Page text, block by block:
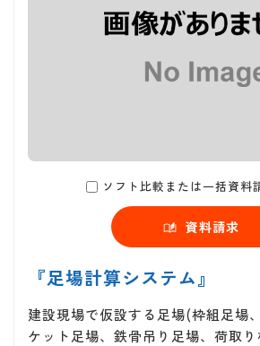
ソフト比較または一括資料
資料請求
『足場計算システム』
建設現場で仮設する足場(枠組足場
ケット足場、鉄骨吊り足場、荷取